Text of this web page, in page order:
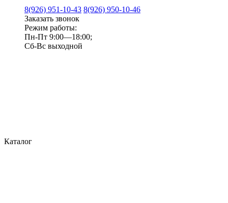
8(926) 951-10-43 8(926) 950-10-46
Заказать звонок
Режим работы:
Пн-Пт 9:00—18:00;
Сб-Вс выходной
Каталог